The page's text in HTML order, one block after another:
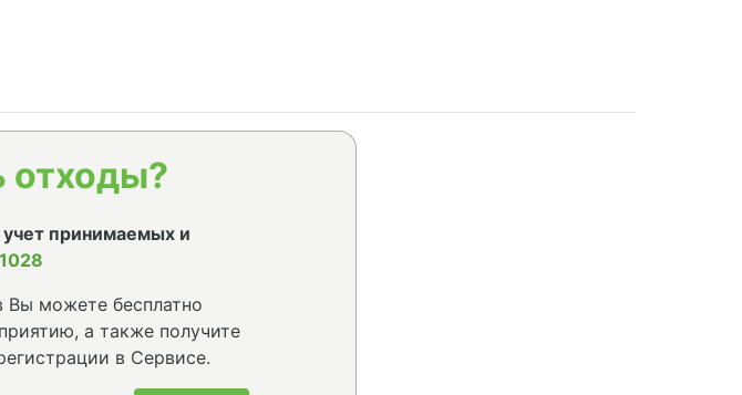
отходы?
принимаемых и
Вы можете бесплатно
а также получите
в Сервисе.